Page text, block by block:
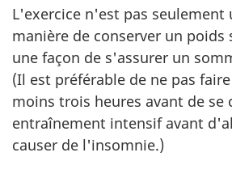
L'exercice n'est pas seulement
manière de conserver un poids
une façon de s'assurer un
(Il est préférable de ne pas
moins trois heures avant de se
entraînement intensif avant
causer de l'insomnie.)